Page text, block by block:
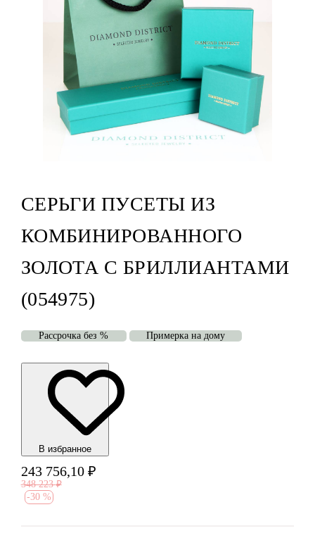
СЕРЬГИ ПУСЕТЫ ИЗ
КОМБИНИРОВАННОГО
ЗОЛОТА С БРИЛЛИАНТАМИ
(054975)
Рассрочка без % Примерка на дому
В избранноe
243 756,10 ₽
348 223 ₽
-30 %